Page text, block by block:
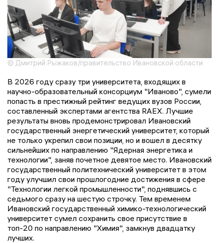
© Дмитрий Рыжаков/правительство Ивановской области
В 2026 году сразу три университета, входящих в
научно-образовательный консорциум "Иваново", сумели
попасть в престижный рейтинг ведущих вузов России,
составленный экспертами агентства RAEX. Лучшие
результаты вновь продемонстрировал Ивановский
государственный энергетический университет, который
не только укрепил свои позиции, но и вошел в десятку
сильнейших по направлению "Ядерная энергетика и
технологии", заняв почетное девятое место. Ивановский
государственный политехнический университет в этом
году улучшил свои прошлогодние достижения в сфере
"Технологии легкой промышленности", поднявшись с
седьмого сразу на шестую строчку. Тем временем
Ивановский государственный химико-технологический
университет сумел сохранить свое присутствие в
топ-20 по направлению "Химия", замкнув двадцатку
лучших.